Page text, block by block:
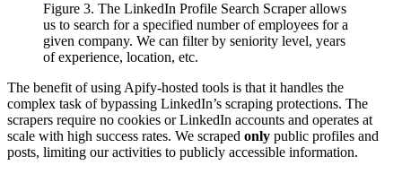
Figure 3. The LinkedIn Profile Search Scraper allows
us to search for a specified number of employees for a
given company. We can filter by seniority level, years
of experience, location, etc.
The benefit of using Apify-hosted tools is that it handles the
complex task of bypassing LinkedIn’s scraping protections. The
scrapers require no cookies or LinkedIn accounts and operates at
scale with high success rates. We scraped only public profiles and
posts, limiting our activities to publicly accessible information.